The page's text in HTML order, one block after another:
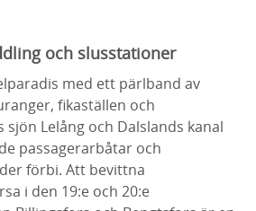
och slusstationer
med ett pärlband av
fikaställen och
sjön Lelång och Dalslands kanal
passagerarbåtar och
förbi. Att bevittna
i den 19:e och 20:e